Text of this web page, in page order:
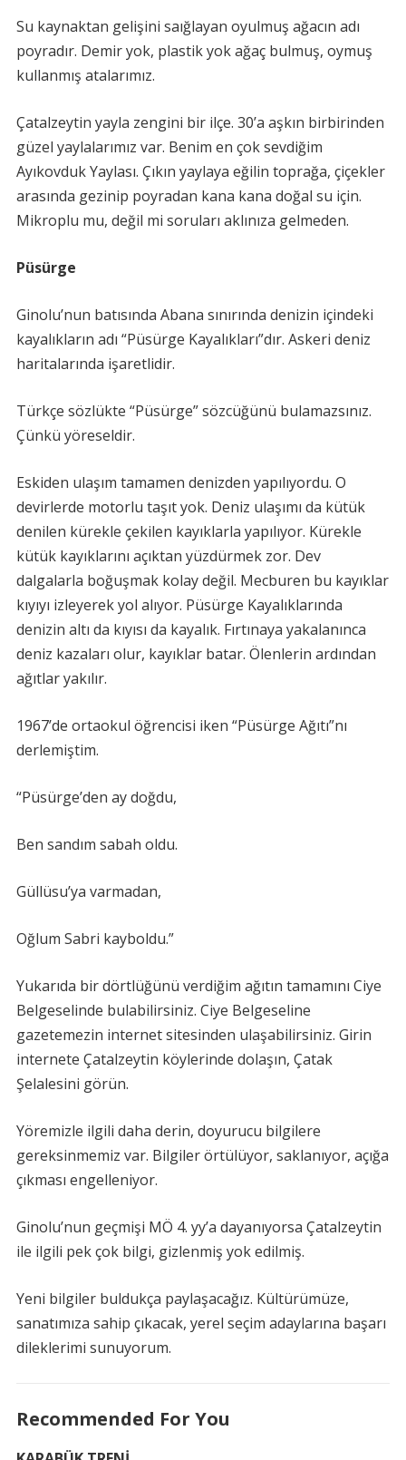
Su kaynaktan gelişini saığlayan oyulmuş ağacın adı
poyradır. Demir yok, plastik yok ağaç bulmuş, oymuş
kullanmış atalarımız.
Çatalzeytin yayla zengini bir ilçe. 30’a aşkın birbirinden
güzel yaylalarımız var. Benim en çok sevdiğim
Ayıkovduk Yaylası. Çıkın yaylaya eğilin toprağa, çiçekler
arasında gezinip poyradan kana kana doğal su için.
Mikroplu mu, değil mi soruları aklınıza gelmeden.
Püsürge
Ginolu’nun batısında Abana sınırında denizin içindeki
kayalıkların adı “Püsürge Kayalıkları”dır. Askeri deniz
haritalarında işaretlidir.
Türkçe sözlükte “Püsürge” sözcüğünü bulamazsınız.
Çünkü yöreseldir.
Eskiden ulaşım tamamen denizden yapılıyordu. O
devirlerde motorlu taşıt yok. Deniz ulaşımı da kütük
denilen kürekle çekilen kayıklarla yapılıyor. Kürekle
kütük kayıklarını açıktan yüzdürmek zor. Dev
dalgalarla boğuşmak kolay değil. Mecburen bu kayıklar
kıyıyı izleyerek yol alıyor. Püsürge Kayalıklarında
denizin altı da kıyısı da kayalık. Fırtınaya yakalanınca
deniz kazaları olur, kayıklar batar. Ölenlerin ardından
ağıtlar yakılır.
1967’de ortaokul öğrencisi iken “Püsürge Ağıtı”nı
derlemiştim.
“Püsürge’den ay doğdu,
Ben sandım sabah oldu.
Güllüsu’ya varmadan,
Oğlum Sabri kayboldu.”
Yukarıda bir dörtlüğünü verdiğim ağıtın tamamını Ciye
Belgeselinde bulabilirsiniz. Ciye Belgeseline
gazetemezin internet sitesinden ulaşabilirsiniz. Girin
internete Çatalzeytin köylerinde dolaşın, Çatak
Şelalesini görün.
Yöremizle ilgili daha derin, doyurucu bilgilere
gereksinmemiz var. Bilgiler örtülüyor, saklanıyor, açığa
çıkması engelleniyor.
Ginolu’nun geçmişi MÖ 4. yy’a dayanıyorsa Çatalzeytin
ile ilgili pek çok bilgi, gizlenmiş yok edilmiş.
Yeni bilgiler buldukça paylaşacağız. Kültürümüze,
sanatımıza sahip çıkacak, yerel seçim adaylarına başarı
dileklerimi sunuyorum.
Recommended For You